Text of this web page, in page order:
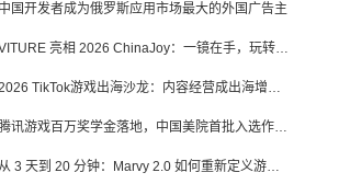
中国开发者成为俄罗斯应用市场最大的外国广告主
VITURE 亮相 2026 ChinaJoy：一镜在手，玩转全场！
2026 TikTok游戏出海沙龙：内容经营成出海增长新引擎
腾讯游戏百万奖学金落地，中国美院首批入选作品获业内关注
从 3 天到 20 分钟：Marvy 2.0 如何重新定义游戏出海营销效率？